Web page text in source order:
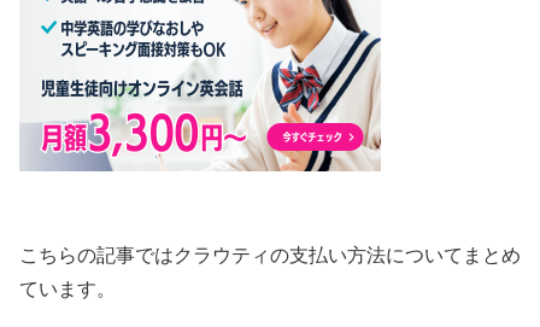
こちらの記事ではクラウティの支払い方法についてまとめ
ています。